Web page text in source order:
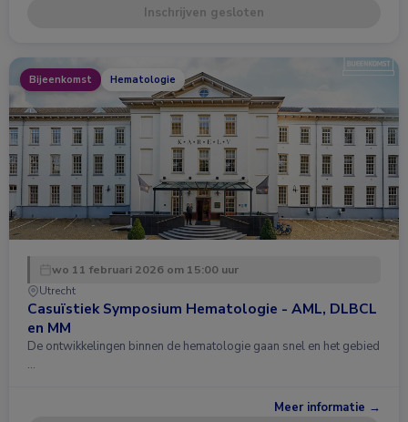
Inschrijven gesloten
Bijeenkomst Hematologie
wo 11 februari 2026 om 15:00 uur
Utrecht
Casuïstiek Symposium Hematologie - AML, DLBCL
en MM
De ontwikkelingen binnen de hematologie gaan snel en het gebied
…
Meer informatie →